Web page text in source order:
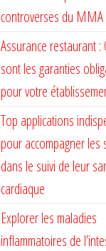
controverses du MMA
Assurance restaurant :
sont les garanties
pour votre
Top applications
pour accompagner les
dans le suivi de leur
cardiaque
Explorer les maladies
inflammatoires de